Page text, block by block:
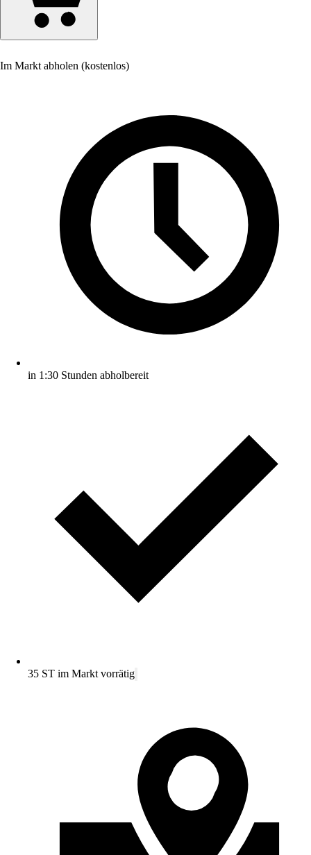
Im Markt abholen (kostenlos)
in 1:30 Stunden abholbereit
35 ST im Markt vorrätig